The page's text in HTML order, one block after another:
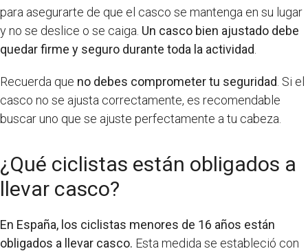
para asegurarte de que el casco se mantenga en su lugar
y no se deslice o se caiga. Un casco bien ajustado debe
quedar firme y seguro durante toda la actividad
Recuerda que no debes comprometer tu seguridad . Si el
casco no se ajusta correctamente, es recomendable
buscar uno que se ajuste perfectamente a tu cabeza.
¿Qué ciclistas están obligados a
llevar casco?
En España, los ciclistas menores de 16 años están
obligados a llevar casco. Esta medida se estableció con